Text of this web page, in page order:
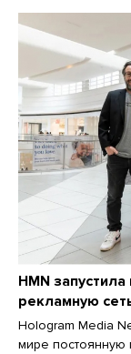
HMN
рекламную
Hologram Media
мире постоянную